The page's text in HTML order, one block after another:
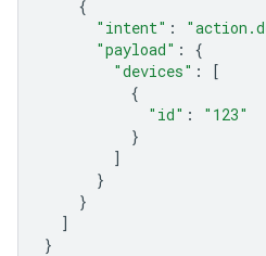
{
"intent" :
"payload" :
{
"devices" :
[
{
"id" :
"123"
}
]
}
}
]
}